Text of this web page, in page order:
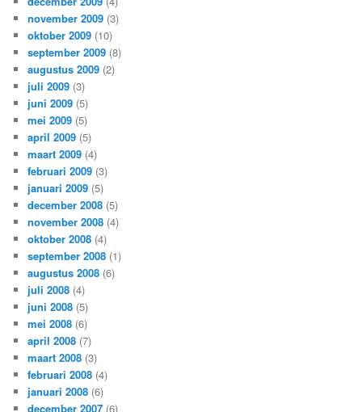
november 2009 (3)
oktober 2009 (10)
september 2009 (8)
augustus 2009 (2)
juli 2009 (3)
juni 2009 (5)
mei 2009 (5)
april 2009 (5)
maart 2009 (4)
februari 2009 (3)
januari 2009 (5)
december 2008 (5)
november 2008 (4)
oktober 2008 (4)
september 2008 (1)
augustus 2008 (6)
juli 2008 (4)
juni 2008 (5)
mei 2008 (6)
april 2008 (7)
maart 2008 (3)
februari 2008 (4)
januari 2008 (6)
december 2007 (6)